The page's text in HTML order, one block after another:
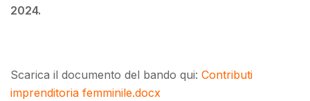
2024.
Scarica il documento del bando qui: Contributi
imprenditoria femminile.docx